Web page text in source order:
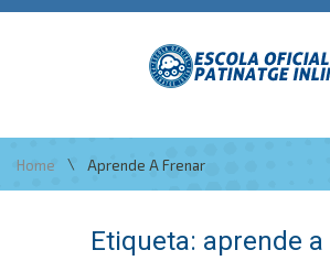
Home \ Aprende A Frenar
Etiqueta: aprende